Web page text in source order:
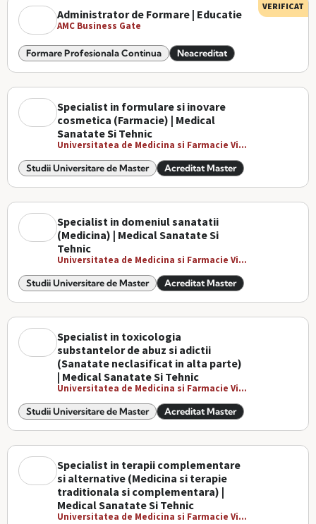
Administrator de Formare | Educatie
AMC Business Gate
Formare Profesionala Continua Neacreditat
VERIFICAT
Specialist in formulare si inovare
cosmetica (Farmacie) | Medical
Sanatate Si Tehnic
Universitatea de Medicina si Farmacie Vi...
Studii Universitare de Master Acreditat Master
Specialist in domeniul sanatatii
(Medicina) | Medical Sanatate Si
Tehnic
Universitatea de Medicina si Farmacie Vi...
Studii Universitare de Master Acreditat Master
Specialist in toxicologia
substantelor de abuz si adictii
(Sanatate neclasificat in alta parte)
| Medical Sanatate Si Tehnic
Universitatea de Medicina si Farmacie Vi...
Studii Universitare de Master Acreditat Master
Specialist in terapii complementare
si alternative (Medicina si terapie
traditionala si complementara) |
Medical Sanatate Si Tehnic
Universitatea de Medicina si Farmacie Vi...